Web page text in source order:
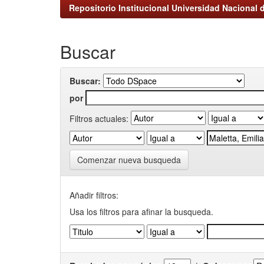
Repositorio Institucional Universidad Nacional
Buscar
Buscar:
por
Filtros actuales:
Comenzar nueva busqueda
Añadir filtros:
Usa los filtros para afinar la busqueda.